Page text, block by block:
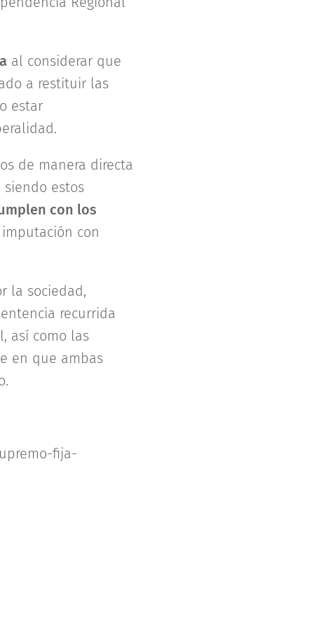
al considerar que
a restituir las
estar
de manera directa
estos
con los
con
la sociedad,
recurrida
así como las
en que ambas
fija-